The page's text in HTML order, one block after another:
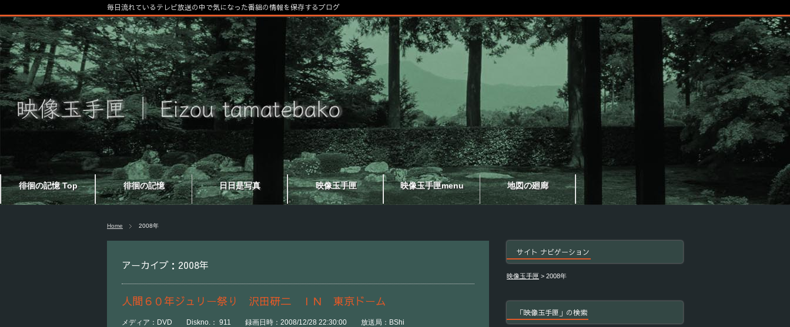
徘徊の記憶 Top 徘徊の記憶 日日是写真 映像玉手匣 映像玉手匣menu 地図の廻廊
毎日流れているテレビ放送の中で気になった番組の情報を保存するブログ
Home 2008年
アーカイブ：2008年
人間６０年ジュリー祭り 沢田研二 ＩＮ 東京ドーム
メディア：DVD Diskno.： 911 録画日時：2008/12/28 22:30:00 放送局：BShi
サイト ナビゲーション
映像玉手匣 > 2008年
「映像玉手匣」の検索